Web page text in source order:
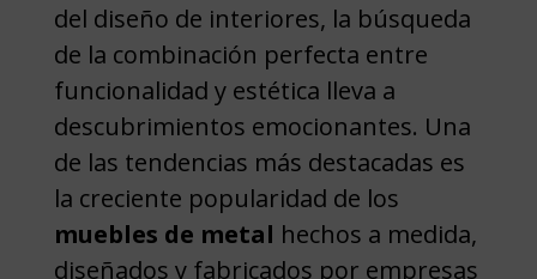
del diseño de interiores, la búsqueda
de la combinación perfecta entre
funcionalidad y estética lleva a
descubrimientos emocionantes. Una
de las tendencias más destacadas es
la creciente popularidad de los
muebles de metal hechos a medida,
diseñados y fabricados por empresas